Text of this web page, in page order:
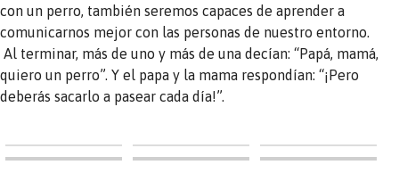
con un perro, también seremos capaces de aprender a
comunicarnos mejor con las personas de nuestro entorno.
Al terminar, más de uno y más de una decían: “Papá, mamá,
quiero un perro”. Y el papa y la mama respondían: “¡Pero
deberás sacarlo a pasear cada día!”.